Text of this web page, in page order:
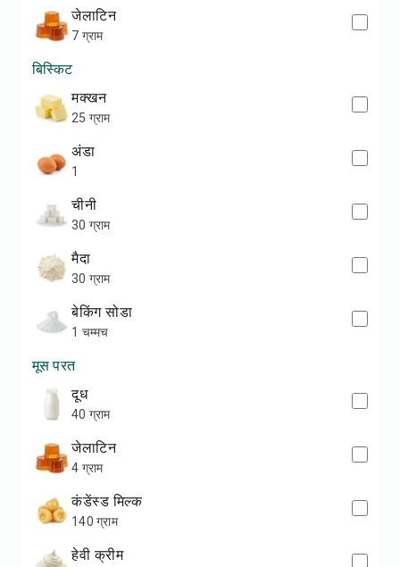
जेलाटिन
7 ग्राम
बिस्किट
मक्खन
25 ग्राम
अंडा
1
चीनी
30 ग्राम
मैदा
30 ग्राम
बेकिंग सोडा
1 चम्मच
मूस परत
दूध
40 ग्राम
जेलाटिन
4 ग्राम
कंडेंस्ड मिल्क
140 ग्राम
हेवी क्रीम